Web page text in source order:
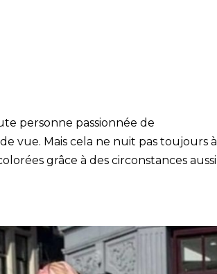
personne passionnée de
vue. Mais cela ne nuit pas toujours à
grâce à des circonstances aussi